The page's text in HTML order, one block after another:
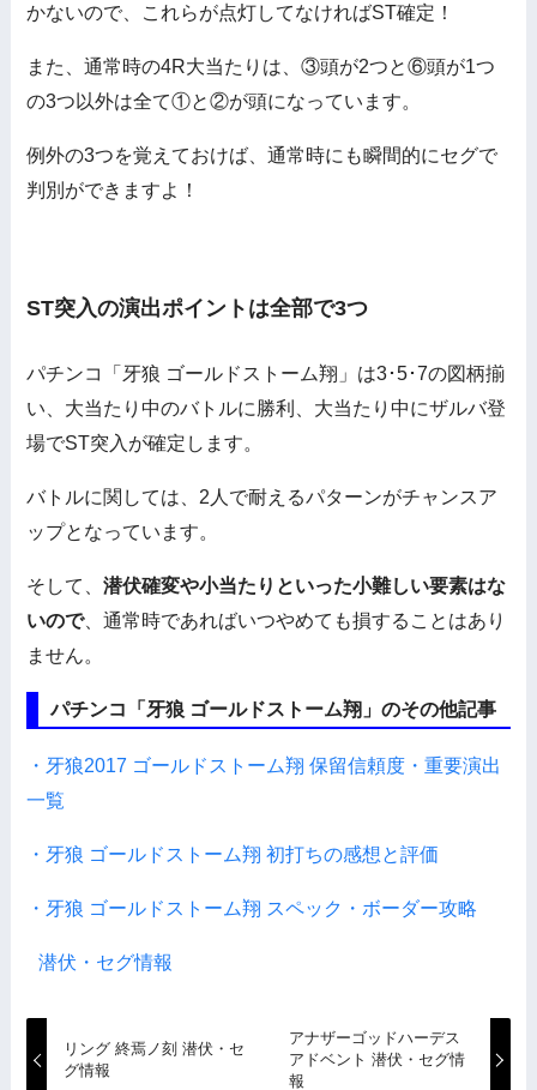
かないので、これらが点灯してなければST確定！
また、通常時の4R大当たりは、③頭が2つと⑥頭が1つ
の3つ以外は全て①と②が頭になっています。
例外の3つを覚えておけば、通常時にも瞬間的にセグで
判別ができますよ！
ST突入の演出ポイントは全部で3つ
パチンコ「牙狼 ゴールドストーム翔」は3･5･7の図柄揃
い、大当たり中のバトルに勝利、大当たり中にザルバ登
場でST突入が確定します。
バトルに関しては、2人で耐えるパターンがチャンスア
ップとなっています。
そして、潜伏確変や小当たりといった小難しい要素はな
いので、通常時であればいつやめても損することはあり
ません。
パチンコ「牙狼 ゴールドストーム翔」のその他記事
・牙狼2017 ゴールドストーム翔 保留信頼度・重要演出
一覧
・牙狼 ゴールドストーム翔 初打ちの感想と評価
・牙狼 ゴールドストーム翔 スペック・ボーダー攻略
潜伏・セグ情報
リング 終焉ノ刻 潜伏・セ
グ情報
アナザーゴッドハーデス
アドベント 潜伏・セグ情
報